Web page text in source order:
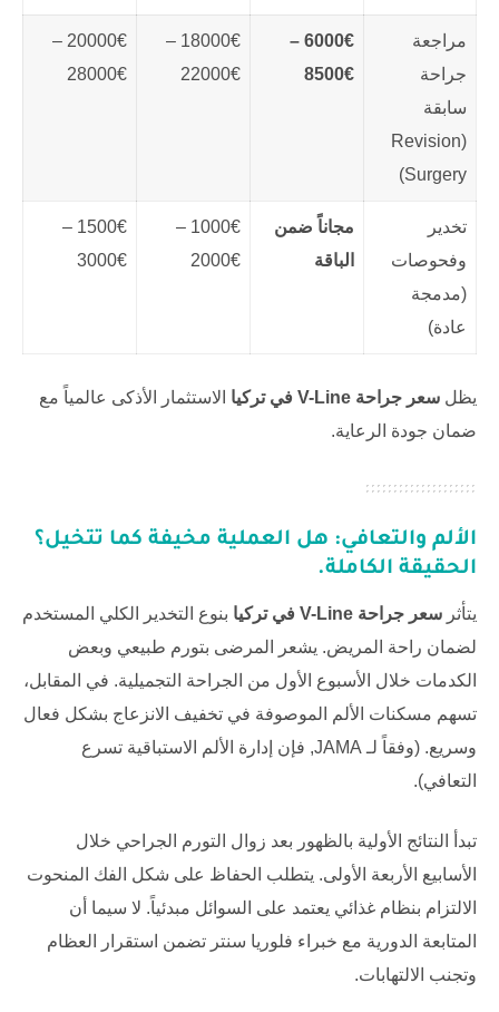
مراجعة
جراحة
سابقة
(Revision
Surgery)
6000€ –
8500€
18000€ –
22000€
20000€ –
28000€
تخدير
وفحوصات
(مدمجة
عادة)
مجاناً ضمن
الباقة
1000€ –
2000€
1500€ –
3000€
يظل سعر جراحة V-Line في تركيا
الاستثمار الأذكى عالمياً مع
ضمان جودة الرعاية.
الألم والتعافي: هل العملية مخيفة كما تتخيل؟
الحقيقة الكاملة.
يتأثر سعر جراحة V-Line في تركيا
بنوع التخدير الكلي المستخدم
لضمان راحة المريض. يشعر المرضى بتورم طبيعي وبعض
الكدمات خلال الأسبوع الأول من الجراحة التجميلية. في المقابل،
تسهم مسكنات الألم الموصوفة في تخفيف الانزعاج بشكل فعال
وسريع. (وفقاً لـ JAMA, فإن إدارة الألم الاستباقية تسرع
التعافي).
تبدأ النتائج الأولية بالظهور بعد زوال التورم الجراحي خلال
الأسابيع الأربعة الأولى. يتطلب الحفاظ على شكل الفك المنحوت
الالتزام بنظام غذائي يعتمد على السوائل مبدئياً. لا سيما أن
المتابعة الدورية مع خبراء فلوريا سنتر تضمن استقرار العظام
وتجنب الالتهابات.